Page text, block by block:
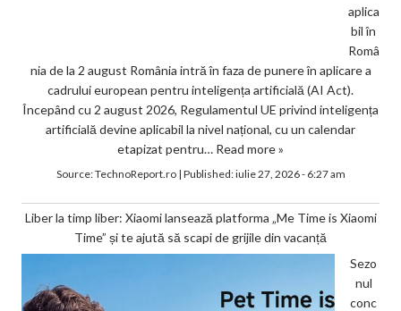
aplica
bil în
Româ
nia de la 2 august România intră în faza de punere în aplicare a
cadrului european pentru inteligența artificială (AI Act).
Începând cu 2 august 2026, Regulamentul UE privind inteligența
artificială devine aplicabil la nivel național, cu un calendar
etapizat pentru… Read more »
Source:TechnoReport.ro| Published:iulie 27, 2026 - 6:27 am
Liber la timp liber: Xiaomi lansează platforma „Me Time is Xiaomi
Time” și te ajută să scapi de grijile din vacanță
Sezo
nul
conc